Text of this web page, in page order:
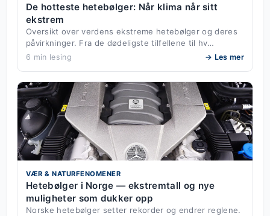
De hotteste hetebølger: Når klima når sitt
ekstrem
Oversikt over verdens ekstreme hetebølger og deres
påvirkninger. Fra de dødeligste tilfellene til hv…
6 min lesing → Les mer
VÆR & NATURFENOMENER
Hetebølger i Norge — ekstremtall og nye
muligheter som dukker opp
Norske hetebølger setter rekorder og endrer reglene.